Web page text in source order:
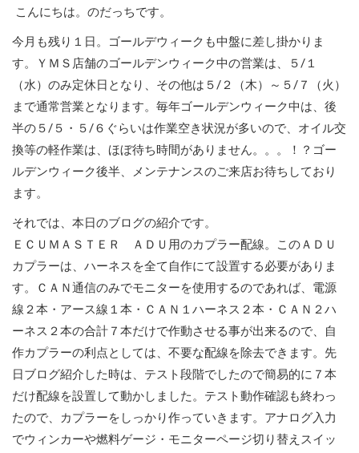
こんにちは。のだっちです。
今月も残り１日。ゴールデウィークも中盤に差し掛かりま
す。ＹＭＳ店舗のゴールデンウィーク中の営業は、５/１
（水）のみ定休日となり、その他は５/２（木）～５/７（火）
まで通常営業となります。毎年ゴールデンウィーク中は、後
半の５/５・５/６ぐらいは作業空き状況が多いので、オイル交
換等の軽作業は、ほぼ待ち時間がありません。。。！？ゴー
ルデンウィーク後半、メンテナンスのご来店お待ちしており
ます。
それでは、本日のブログの紹介です。
ＥＣＵＭＡＳＴＥＲ ＡＤＵ用のカプラー配線。このＡＤＵ
カプラーは、ハーネスを全て自作にて設置する必要がありま
す。ＣＡＮ通信のみでモニターを使用するのであれば、電源
線２本・アース線１本・ＣＡＮ１ハーネス２本・ＣＡＮ２ハ
ーネス２本の合計７本だけで作動させる事が出来るので、自
作カプラーの利点としては、不要な配線を除去できます。先
日ブログ紹介した時は、テスト段階でしたので簡易的に７本
だけ配線を設置して動かしました。テスト動作確認も終わっ
たので、カプラーをしっかり作っていきます。アナログ入力
でウィンカーや燃料ゲージ・モニターページ切り替えスイッ